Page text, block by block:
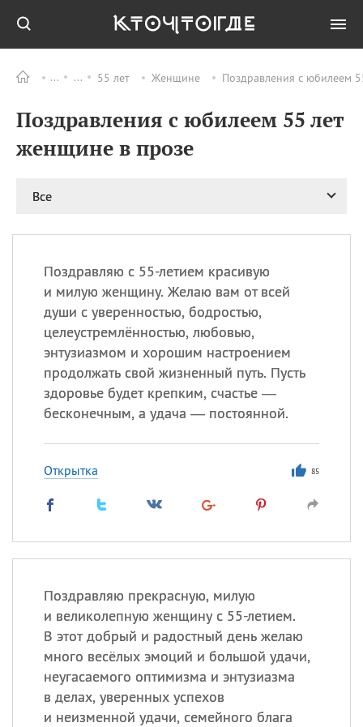
55 лет Женщине Поздравления с юбилеем
Поздравления с юбилеем 55 лет
женщине в прозе
Все
Поздравляю с 55-летием красивую
и милую женщину. Желаю вам от всей
души с уверенностью, бодростью,
целеустремлённостью, любовью,
энтузиазмом и хорошим настроением
продолжать свой жизненный путь. Пусть
здоровье будет крепким, счастье —
бесконечным, а удача — постоянной.
Открытка 85
Поздравляю прекрасную, милую
и великолепную женщину с 55-летием.
В этот добрый и радостный день желаю
много весёлых эмоций и большой удачи,
неугасаемого оптимизма и энтузиазма
в делах, уверенных успехов
и неизменной удачи, семейного блага
ПРАЗДНИКИ Все
06.08 Преображение
Господне у западных
Романа и Давида
мучеников
07.08
маяка
07.08
Годовщина битвы при
Бояка
ИМЕНА
Сегодня празднуют именины
Еще
Посмотреть значение
происхождение